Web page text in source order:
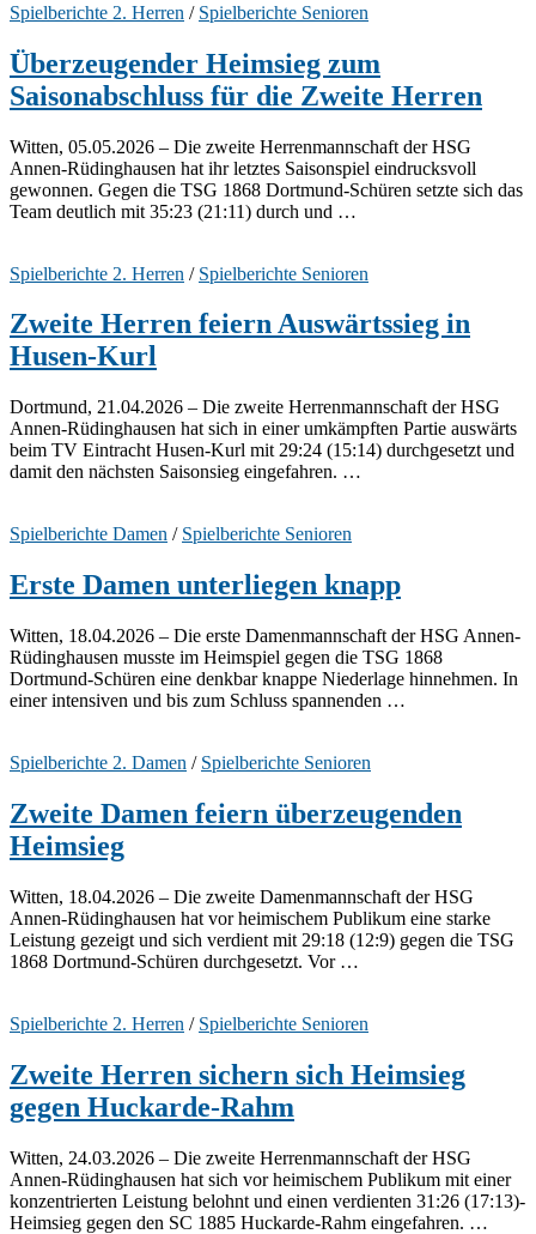
Spielberichte 2. Herren / Spielberichte Senioren
Überzeugender Heimsieg zum
Saisonabschluss für die Zweite Herren
Witten, 05.05.2026 – Die zweite Herrenmannschaft der HSG
Annen-Rüdinghausen hat ihr letztes Saisonspiel eindrucksvoll
gewonnen. Gegen die TSG 1868 Dortmund-Schüren setzte sich das
Team deutlich mit 35:23 (21:11) durch und …
Spielberichte 2. Herren / Spielberichte Senioren
Zweite Herren feiern Auswärtssieg in
Husen-Kurl
Dortmund, 21.04.2026 – Die zweite Herrenmannschaft der HSG
Annen-Rüdinghausen hat sich in einer umkämpften Partie auswärts
beim TV Eintracht Husen-Kurl mit 29:24 (15:14) durchgesetzt und
damit den nächsten Saisonsieg eingefahren. …
Spielberichte Damen / Spielberichte Senioren
Erste Damen unterliegen knapp
Witten, 18.04.2026 – Die erste Damenmannschaft der HSG Annen-
Rüdinghausen musste im Heimspiel gegen die TSG 1868
Dortmund-Schüren eine denkbar knappe Niederlage hinnehmen. In
einer intensiven und bis zum Schluss spannenden …
Spielberichte 2. Damen / Spielberichte Senioren
Zweite Damen feiern überzeugenden
Heimsieg
Witten, 18.04.2026 – Die zweite Damenmannschaft der HSG
Annen-Rüdinghausen hat vor heimischem Publikum eine starke
Leistung gezeigt und sich verdient mit 29:18 (12:9) gegen die TSG
1868 Dortmund-Schüren durchgesetzt. Vor …
Spielberichte 2. Herren / Spielberichte Senioren
Zweite Herren sichern sich Heimsieg
gegen Huckarde-Rahm
Witten, 24.03.2026 – Die zweite Herrenmannschaft der HSG
Annen-Rüdinghausen hat sich vor heimischem Publikum mit einer
konzentrierten Leistung belohnt und einen verdienten 31:26 (17:13)-
Heimsieg gegen den SC 1885 Huckarde-Rahm eingefahren. …